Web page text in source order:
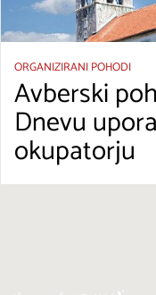
ORGANIZIRANI POHODI
Avberski
Dnevu
okupatorju